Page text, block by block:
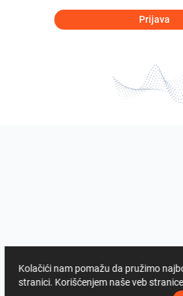
Prijava
Kolačići nam pomažu da pružimo
stranici. Korišćenjem naše veb